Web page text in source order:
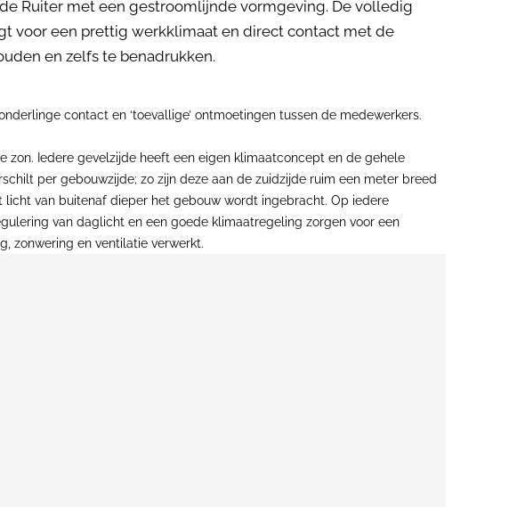
Ruiter met een gestroomlijnde vormgeving. De volledig
voor een prettig werkklimaat en direct contact met de
en zelfs te benadrukken.
contact en ‘toevallige’ ontmoetingen tussen de medewerkers.
Iedere gevelzijde heeft een eigen klimaatconcept en de gehele
per gebouwzijde; zo zijn deze aan de zuidzijde ruim een meter breed
van buitenaf dieper het gebouw wordt ingebracht. Op iedere
van daglicht en een goede klimaatregeling zorgen voor een
zonwering en ventilatie verwerkt.